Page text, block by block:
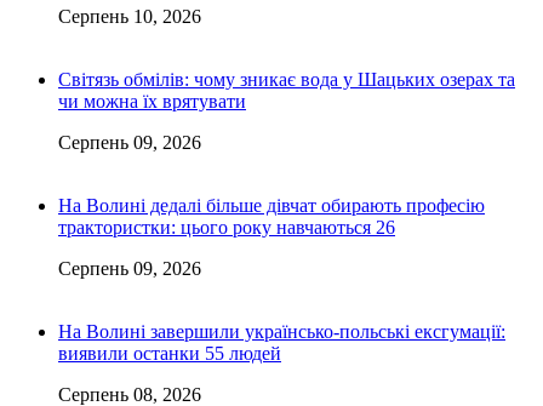
Серпень 10, 2026
Світязь обмілів: чому зникає вода у Шацьких озерах та
чи можна їх врятувати
Серпень 09, 2026
На Волині дедалі більше дівчат обирають професію
трактористки: цього року навчаються 26
Серпень 09, 2026
На Волині завершили українсько-польські ексгумації:
виявили останки 55 людей
Серпень 08, 2026